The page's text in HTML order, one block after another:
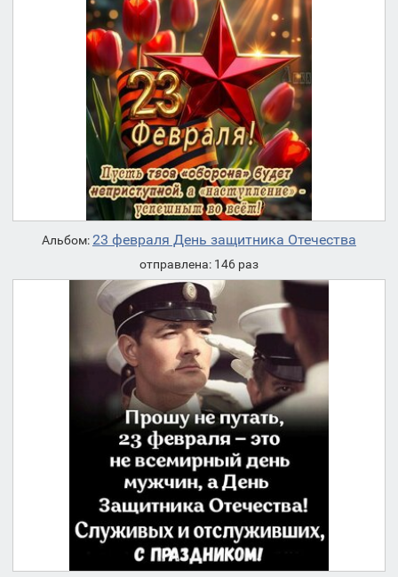
Альбом: 23 февраля День защитника Отечества
отправлена: 146 раз